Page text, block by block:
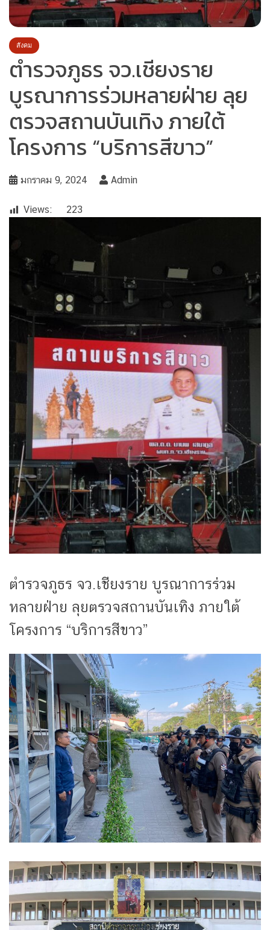
สังคม
ตำรวจภูธร จว.เชียงราย
บูรณาการร่วมหลายฝ่าย ลุย
ตรวจสถานบันเทิง ภายใต้
โครงการ “บริการสีขาว”
มกราคม 9, 2024 Admin
Views: 223
ตำรวจภูธร จว.เชียงราย บูรณาการร่วม
หลายฝ่าย ลุยตรวจสถานบันเทิง ภายใต้
โครงการ “บริการสีขาว”